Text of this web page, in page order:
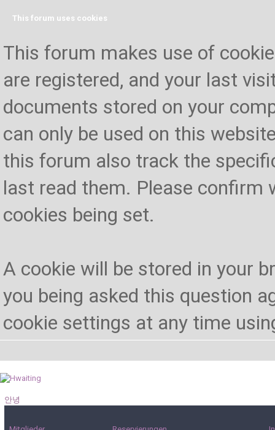
This forum uses cookies
This forum makes use of
are registered, and your last
documents stored on your
can only be used on this
this forum also track the
last read them. Please confirm
cookies being set.
A cookie will be stored in your
you being asked this question
cookie settings at any time
안녕